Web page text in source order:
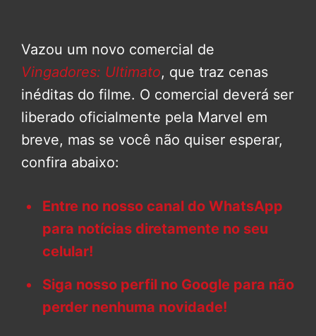
Vazou um novo comercial de
Vingadores: Ultimato, que traz cenas
inéditas do filme. O comercial deverá ser
liberado oficialmente pela Marvel em
breve, mas se você não quiser esperar,
confira abaixo:
Entre no nosso canal do WhatsApp
para notícias diretamente no seu
celular!
Siga nosso perfil no Google para não
perder nenhuma novidade!